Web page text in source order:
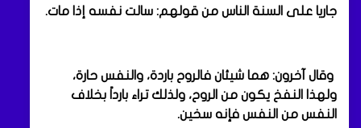
جاريا على السنة الناس من قولهم: سالت نفسه إذا مات.
وقال آخرون: هما شيئان فالروح باردة، والنفس حارة،
ولهذا النفخ يكون من الروح، ولذلك تراء بارداً بخلاف
النفس من النفس فإنه سخين.